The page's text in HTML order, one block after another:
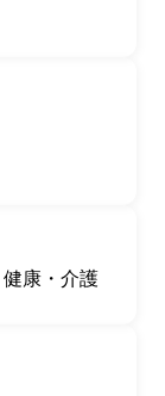
健康・介護